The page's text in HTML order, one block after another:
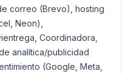
correo (Brevo), hosting
Neon),
Coordinadora,
analítica/publicidad
(Google, Meta,